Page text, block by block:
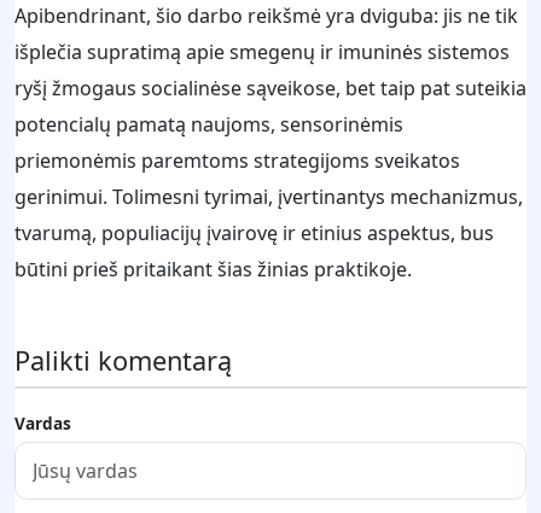
Apibendrinant, šio darbo reikšmė yra dviguba: jis ne tik
išplečia supratimą apie smegenų ir imuninės sistemos
ryšį žmogaus socialinėse sąveikose, bet taip pat suteikia
potencialų pamatą naujoms, sensorinėmis
priemonėmis paremtoms strategijoms sveikatos
gerinimui. Tolimesni tyrimai, įvertinantys mechanizmus,
tvarumą, populiacijų įvairovę ir etinius aspektus, bus
būtini prieš pritaikant šias žinias praktikoje.
Palikti komentarą
Vardas